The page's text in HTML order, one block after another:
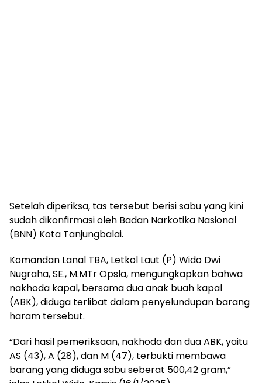
Setelah diperiksa, tas tersebut berisi sabu yang kini
sudah dikonfirmasi oleh Badan Narkotika Nasional
(BNN) Kota Tanjungbalai.
Komandan Lanal TBA, Letkol Laut (P) Wido Dwi
Nugraha, SE., M.MTr Opsla, mengungkapkan bahwa
nakhoda kapal, bersama dua anak buah kapal
(ABK), diduga terlibat dalam penyelundupan barang
haram tersebut.
“Dari hasil pemeriksaan, nakhoda dan dua ABK, yaitu
AS (43), A (28), dan M (47), terbukti membawa
barang yang diduga sabu seberat 500,42 gram,”